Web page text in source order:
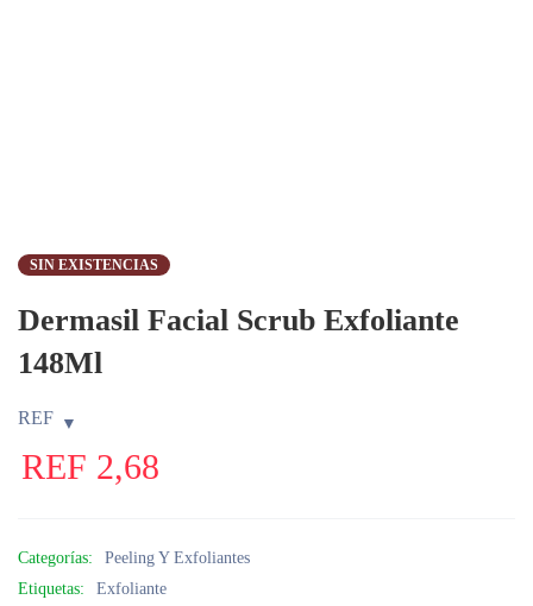
SIN EXISTENCIAS
Dermasil Facial Scrub Exfoliante
148Ml
REF
REF 2,68
Categorías:
Peeling Y Exfoliantes
Etiquetas:
Exfoliante